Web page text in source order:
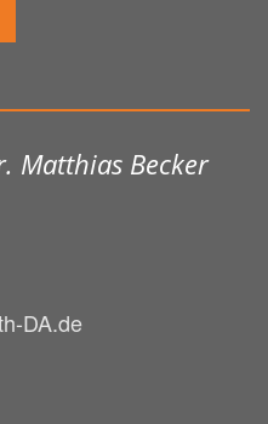
Matthias Becker
DA.de